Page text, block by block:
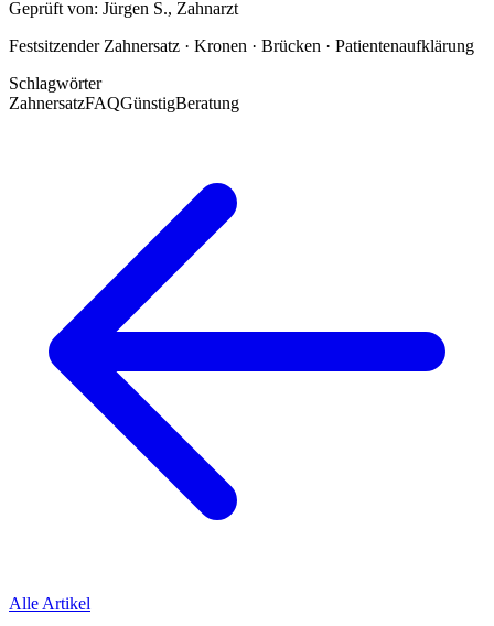
Geprüft von: Jürgen S., Zahnarzt
Festsitzender Zahnersatz · Kronen · Brücken · Patientenaufklärung
Schlagwörter
ZahnersatzFAQGünstigBeratung
Alle Artikel